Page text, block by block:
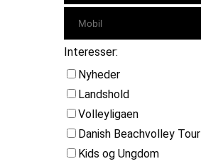
Interesser:
Nyheder
Landshold
Volleyligaen
Danish Beachvolley Tour
Kids og Ungdom